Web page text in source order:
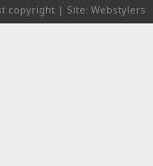
copyright | Site: Webstylers